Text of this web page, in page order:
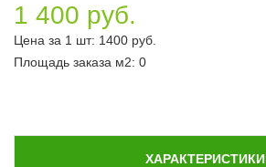
1 400 руб.
Цена за 1 шт: 1400 руб.
Площадь заказа м2: 0
ХАРАКТЕРИСТИКИ